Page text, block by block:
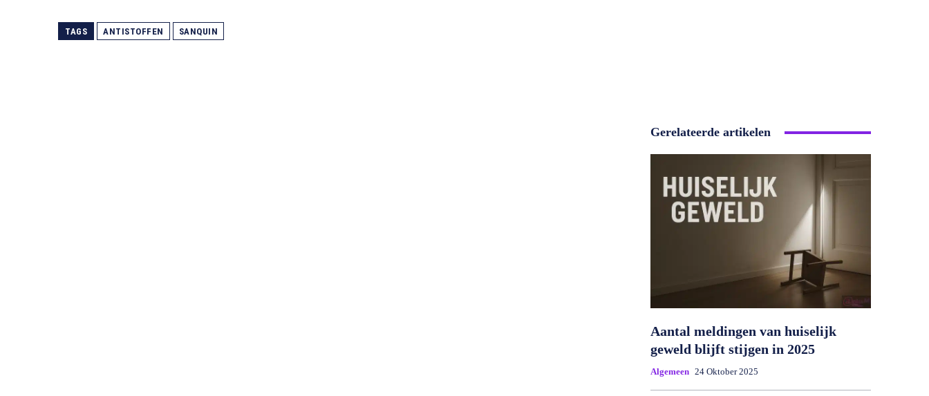
TAGS ANTISTOFFEN SANQUIN
Gerelateerde artikelen
Aantal meldingen van huiselijk
geweld blijft stijgen in 2025
Algemeen 24 Oktober 2025